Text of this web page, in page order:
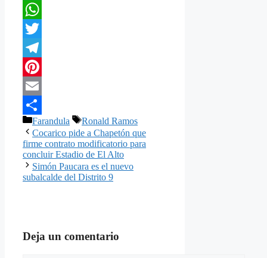
Facebook
WhatsApp
Twitter
Telegram
Pinterest
Email
Compartir
Categorías
Farandula Etiquetas
Ronald Ramos
Cocarico pide a Chapetón que
firme contrato modificatorio para
concluir Estadio de El Alto
Simón Paucara es el nuevo
subalcalde del Distrito 9
Deja un comentario